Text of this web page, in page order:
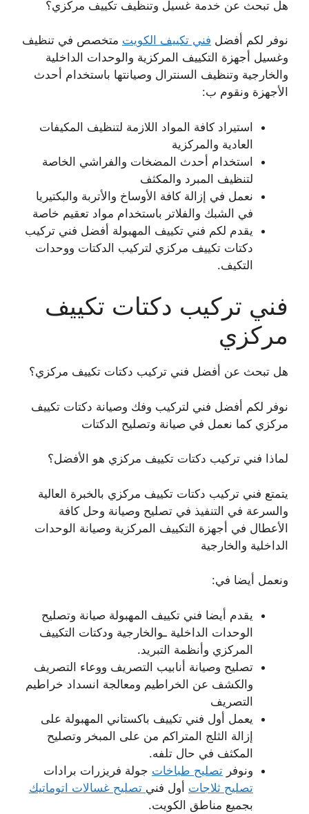
هل تبحث عن خدمة غسيل وتنظيف تكييف مركزي؟
نوفر لكم أفضل فني تكييف الكويت متخصص في تنظيف
وغسيل أجهزة التكييف المركزية والوحدات الداخلية
والخارجية وتنظيف السنترال وصيانتها باستخدام أحدث
الأجهزة ونقوم ب:
استيراد كافة المواد اللازمة لتنظيف المكيفات
العادية والمركزية
استخدام أحدث المضخات والفراشي الخاصة
لتنظيف المبرد والمكثف
نعمل في إزالة كافة الأوساخ والأتربة والبكتيريا
في الشبك والفلاتر باستخدام مواد تعقيم خاصة
يقدم لكم فني تكييف المهبولة أفضل فني تركيب
دكتات تكييف مركزي لتركيب الدكتات ووحدات
التكيف.
فني تركيب دكتات تكييف
مركزي
هل تبحث عن أفضل فني تركيب دكتات تكييف مركزي؟
نوفر لكم أفضل فني لتركيب وفك وصيانة دكتات تكييف
مركزي كما نعمل في صيانة وتصليح الدكتات
لماذا فني تركيب دكتات تكييف مركزي هو الأفضل؟
يتمتع فني تركيب دكتات تكييف مركزي بالخبرة العالية
والسرعة في التنفيذ في تصليح وصيانة وحل كافة
الأعطال في أجهزة التكييف المركزية وصيانة الوحدات
الداخلية والخارجية
ونعمل أيضا في:
يقدم أيضا فني تكييف المهبولة صيانة وتصليح
الوحدات الداخلية ـوالخارجية ودكتات التكييف
المركزي وأنظمة التبريد.
تصليح وصيانة أنابيب التصريف ووعاء التصريف
والكشف عن الخراطيم ومعالجة انسداد خراطيم
التصريف
يعمل أول فني تكييف باكستاني المهبولة على
إزالة الثلج المتراكم من على المبخر وتصليح
المكثف في حال تلفه.
ونوفر تصليح طباخات جولة فريزرات برادات
تصليح ثلاجات أول فني تصليح غسالات اتوماتيك
بجميع مناطق الكويت.